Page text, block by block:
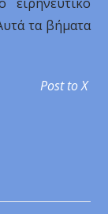
τα βήματα
Post to X